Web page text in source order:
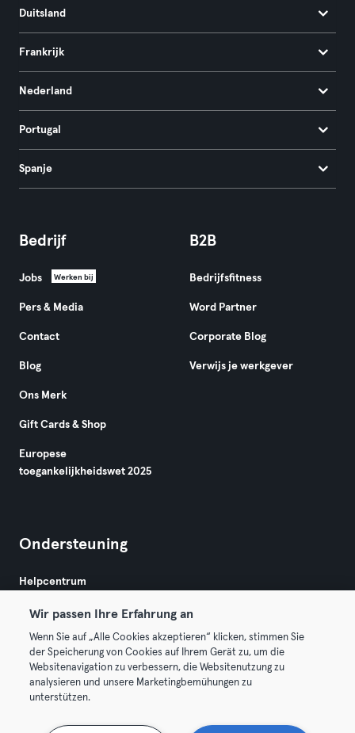
Duitsland
Frankrijk
Nederland
Portugal
Spanje
Bedrijf
Jobs Werken bij
Pers & Media
Contact
Blog
Ons Merk
Gift Cards & Shop
Europese
toegankelijkheidswet 2025
B2B
Bedrijfsfitness
Word Partner
Corporate Blog
Verwijs je werkgever
Ondersteuning
Helpcentrum
Algemene Voorwaarden
Membership opzeggen Trek hier je contract terug
Wir passen Ihre Erfahrung an
Wenn Sie auf „Alle Cookies akzeptieren“ klicken, stimmen Sie
der Speicherung von Cookies auf Ihrem Gerät zu, um die
Websitenavigation zu verbessern, die Websitenutzung zu
analysieren und unsere Marketingbemühungen zu
unterstützen.